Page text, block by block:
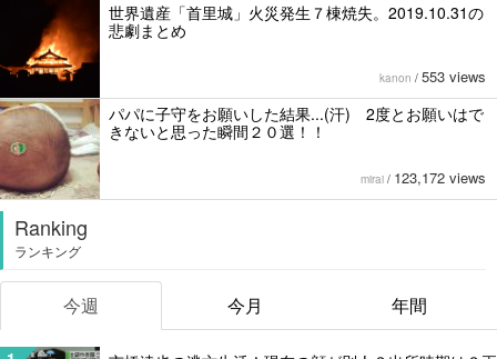
世界遺産「首里城」火災発生７棟焼失。2019.10.31の
悲劇まとめ
kanon / 553 views
パパに子守をお願いした結果...(汗) 2度とお願いはで
きないと思った瞬間２０選！！
mirai / 123,172 views
Ranking
ランキング
今週 今月 年間